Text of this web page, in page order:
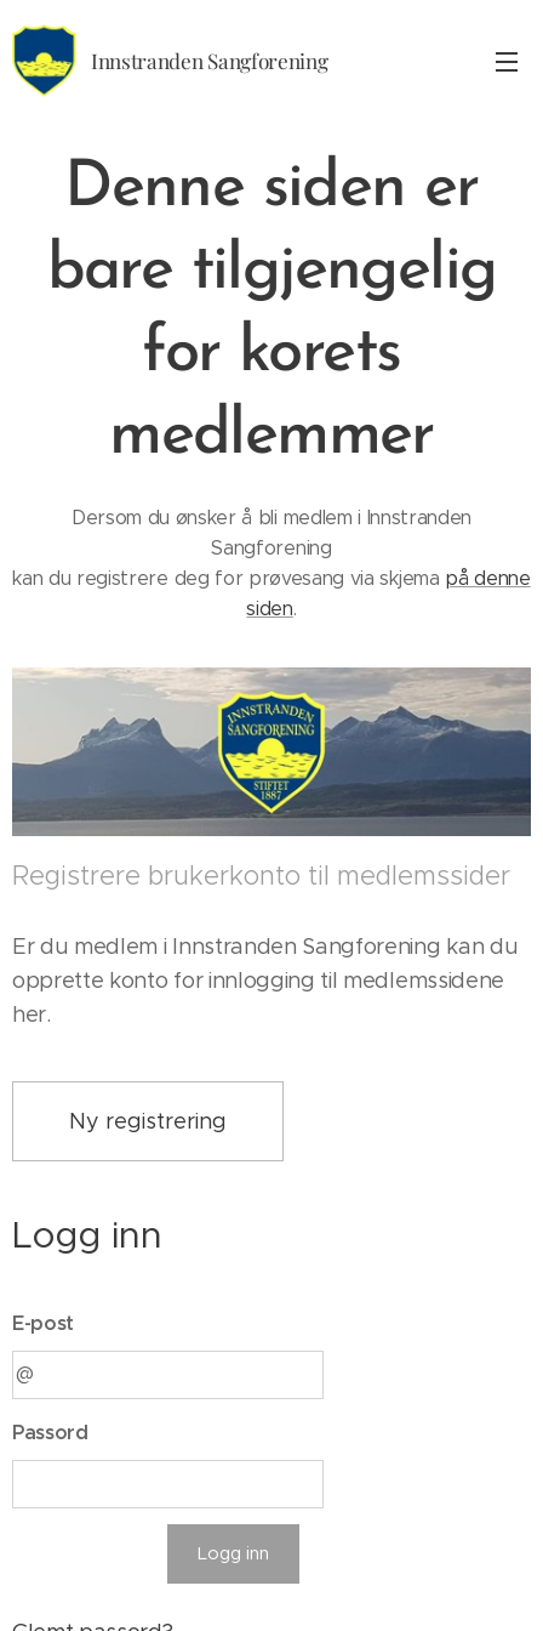
Innstranden Sangforening
Denne siden er
bare tilgjengelig
for korets
medlemmer
Dersom du ønsker å bli medlem i Innstranden
Sangforening
kan du registrere deg for prøvesang via skjema på denne
siden.
Registrere brukerkonto til medlemssider
Er du medlem i Innstranden Sangforening kan du
opprette konto for innlogging til medlemssidene
her.
Ny registrering
Logg inn
E-post
Passord
Logg inn